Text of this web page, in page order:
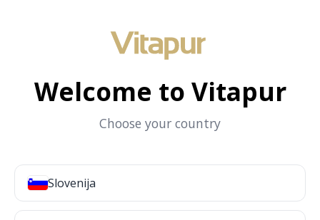
Welcome to Vitapur
Choose your country
Slovenija